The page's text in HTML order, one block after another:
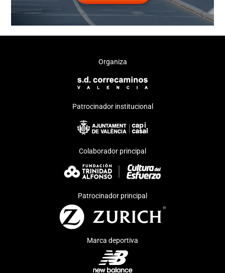
Organiza
Patrocinador institucional
Colaborador principal
Patrocinador principal
Marca deportiva